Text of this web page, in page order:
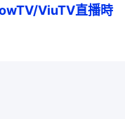
ViuTV直播時